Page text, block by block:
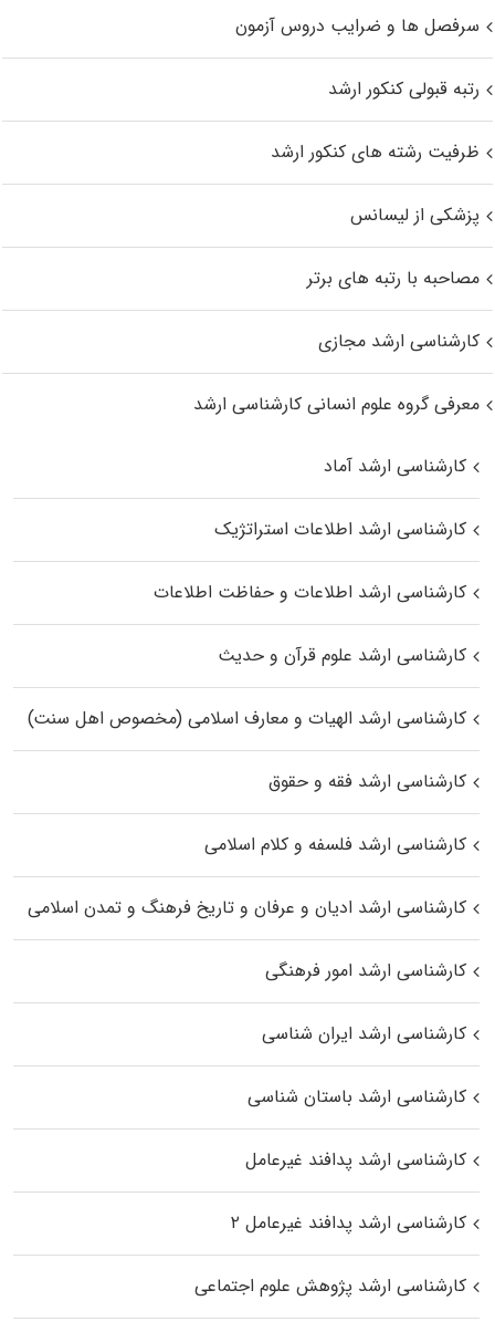
سرفصل ها و ضرایب دروس آزمون
رتبه قبولی کنکور ارشد
ظرفیت رشته های کنکور ارشد
پزشکی از لیسانس
مصاحبه با رتبه های برتر
کارشناسی ارشد مجازی
معرفی گروه علوم انسانی کارشناسی ارشد
کارشناسی ارشد آماد
کارشناسی ارشد اطلاعات استراتژیک
کارشناسی ارشد اطلاعات و حفاظت اطلاعات
کارشناسی ارشد علوم قرآن و حدیث
کارشناسی ارشد الهیات و معارف اسلامی (مخصوص اهل سنت)
کارشناسی ارشد فقه و حقوق
کارشناسی ارشد فلسفه و کلام اسلامی
کارشناسی ارشد ادیان و عرفان و تاریخ فرهنگ و تمدن اسلامی
کارشناسی ارشد امور فرهنگی
کارشناسی ارشد ایران شناسی
کارشناسی ارشد باستان شناسی
کارشناسی ارشد پدافند غیرعامل
کارشناسی ارشد پدافند غیرعامل ۲
کارشناسی ارشد پژوهش علوم اجتماعی